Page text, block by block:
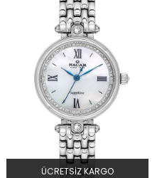
ÜCRETSIZ KARGO